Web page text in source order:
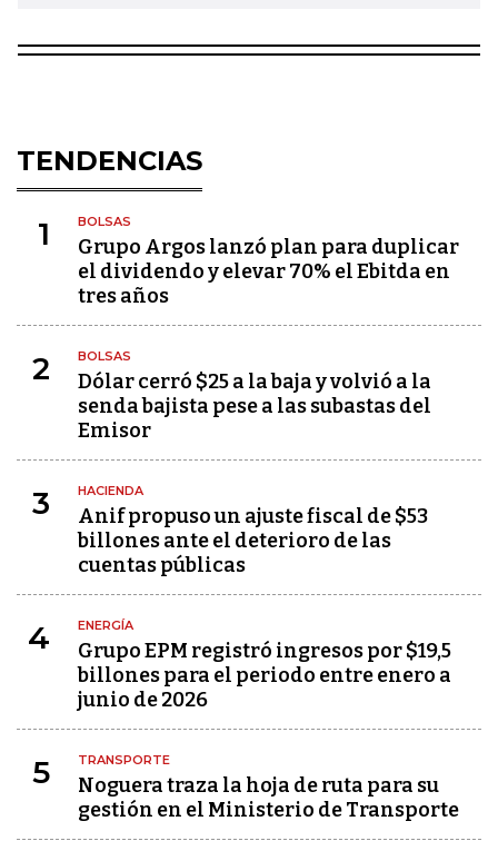
TENDENCIAS
1 BOLSAS
Grupo Argos lanzó plan para duplicar
el dividendo y elevar 70% el Ebitda en
tres años
2 BOLSAS
Dólar cerró $25 a la baja y volvió a la
senda bajista pese a las subastas del
Emisor
3 HACIENDA
Anif propuso un ajuste fiscal de $53
billones ante el deterioro de las
cuentas públicas
4 ENERGÍA
Grupo EPM registró ingresos por $19,5
billones para el periodo entre enero a
junio de 2026
5 TRANSPORTE
Noguera traza la hoja de ruta para su
gestión en el Ministerio de Transporte